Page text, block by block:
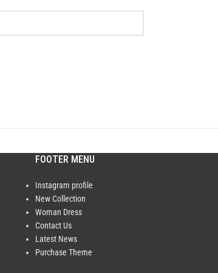
FOOTER MENU
Instagram profile
New Collection
Woman Dress
Contact Us
Latest News
Purchase Theme